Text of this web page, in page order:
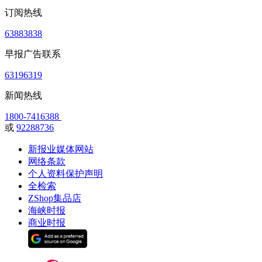
订阅热线
63883838
早报广告联系
63196319
新闻热线
1800-7416388
或 92288736
新报业媒体网站
网络条款
个人资料保护声明
全检索
ZShop集品店
海峡时报
商业时报